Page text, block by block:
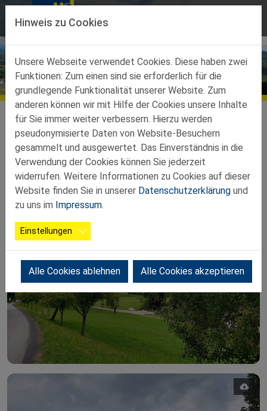
Direkt zur Hauptnavigation springen
Direkt zum Inhalt springen
Bildergalerien
Teilbezirke
Teilbezirk St. Peter in der Au Galerie
2025 08 29 TB RADwanderung
Hinweis zu Cookies
Unsere Webseite verwendet Cookies. Diese haben zwei
Funktionen: Zum einen sind sie erforderlich für die
grundlegende Funktionalität unserer Website. Zum
anderen können wir mit Hilfe der Cookies unsere Inhalte
für Sie immer weiter verbessern. Hierzu werden
pseudonymisierte Daten von Website-Besuchern
gesammelt und ausgewertet. Das Einverständnis in die
Verwendung der Cookies können Sie jederzeit
widerrufen. Weitere Informationen zu Cookies auf dieser
Website finden Sie in unserer Datenschutzerklärung und
zu uns im Impressum.
Einstellungen
Alle Cookies ablehnen Alle Cookies akzeptieren